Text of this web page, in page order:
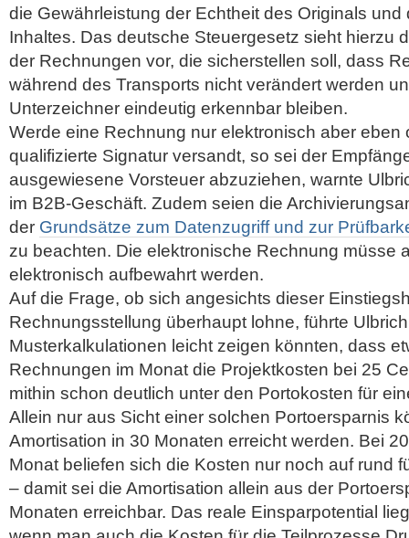
die Gewährleistung der Echtheit des Originals und
Inhaltes. Das deutsche Steuergesetz sieht hierzu
der Rechnungen vor, die sicherstellen soll, dass
während des Transports nicht verändert werden
Unterzeichner eindeutig erkennbar bleiben.
Werde eine Rechnung nur elektronisch aber eben
qualifizierte Signatur versandt, so sei der
ausgewiesene Vorsteuer abzuziehen, warnte
im B2B-Geschäft. Zudem seien die
der Grundsätze zum Datenzugriff und zur
zu beachten. Die elektronische Rechnung müsse
elektronisch aufbewahrt werden.
Auf die Frage, ob sich angesichts dieser
Rechnungsstellung überhaupt lohne, führte
Musterkalkulationen leicht zeigen könnten, dass
Rechnungen im Monat die Projektkosten bei 25
mithin schon deutlich unter den Portokosten für
Allein nur aus Sicht einer solchen Portoersparnis
Amortisation in 30 Monaten erreicht werden. Bei
Monat beliefen sich die Kosten nur noch auf rund
– damit sei die Amortisation allein aus der
Monaten erreichbar. Das reale Einsparpotential